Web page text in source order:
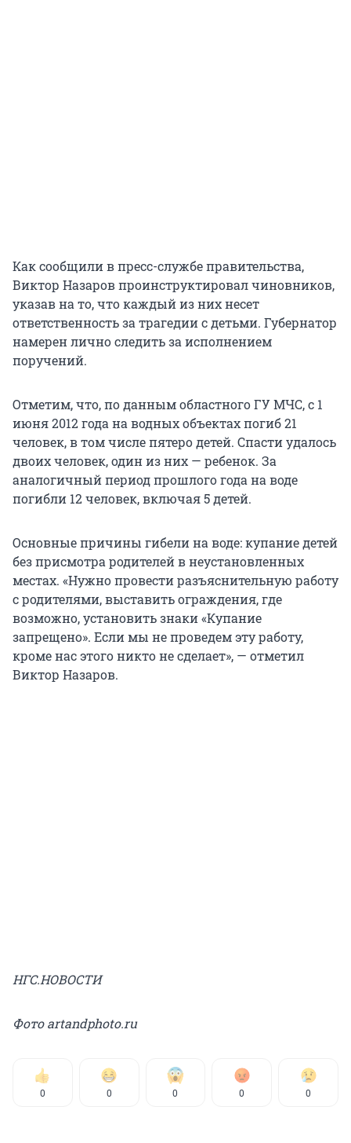
Как сообщили в пресс-службе правительства,
Виктор Назаров проинструктировал чиновников,
указав на то, что каждый из них несет
ответственность за трагедии с детьми. Губернатор
намерен лично следить за исполнением
поручений.
Отметим, что, по данным областного ГУ МЧС, с 1
июня 2012 года на водных объектах погиб 21
человек, в том числе пятеро детей. Спасти удалось
двоих человек, один из них — ребенок. За
аналогичный период прошлого года на воде
погибли 12 человек, включая 5 детей.
Основные причины гибели на воде: купание детей
без присмотра родителей в неустановленных
местах. «Нужно провести разъяснительную работу
с родителями, выставить ограждения, где
возможно, установить знаки «Купание
запрещено». Если мы не проведем эту работу,
кроме нас этого никто не сделает», — отметил
Виктор Назаров.
НГС.НОВОСТИ
Фото artandphoto.ru
0 0 0 0 0